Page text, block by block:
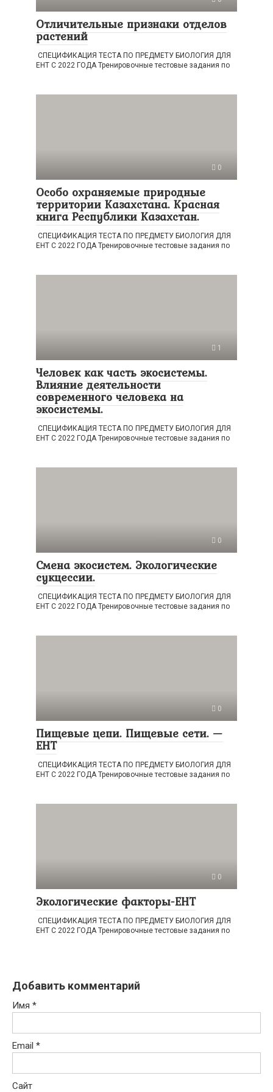
Отличительные признаки отделов
растений
СПЕЦИФИКАЦИЯ ТЕСТА ПО ПРЕДМЕТУ БИОЛОГИЯ ДЛЯ
ЕНТ С 2022 ГОДА Тренировочные тестовые задания по
0
Особо охраняемые природные
территории Казахстана. Красная
книга Республики Казахстан.
СПЕЦИФИКАЦИЯ ТЕСТА ПО ПРЕДМЕТУ БИОЛОГИЯ ДЛЯ
ЕНТ С 2022 ГОДА Тренировочные тестовые задания по
1
Человек как часть экосистемы.
Влияние деятельности
современного человека на
экосистемы.
СПЕЦИФИКАЦИЯ ТЕСТА ПО ПРЕДМЕТУ БИОЛОГИЯ ДЛЯ
ЕНТ С 2022 ГОДА Тренировочные тестовые задания по
0
Смена экосистем. Экологические
сукцессии.
СПЕЦИФИКАЦИЯ ТЕСТА ПО ПРЕДМЕТУ БИОЛОГИЯ ДЛЯ
ЕНТ С 2022 ГОДА Тренировочные тестовые задания по
0
Пищевые цепи. Пищевые сети. —
ЕНТ
СПЕЦИФИКАЦИЯ ТЕСТА ПО ПРЕДМЕТУ БИОЛОГИЯ ДЛЯ
ЕНТ С 2022 ГОДА Тренировочные тестовые задания по
0
Экологические факторы-ЕНТ
СПЕЦИФИКАЦИЯ ТЕСТА ПО ПРЕДМЕТУ БИОЛОГИЯ ДЛЯ
ЕНТ С 2022 ГОДА Тренировочные тестовые задания по
Добавить комментарий
Имя *
Email *
Сайт